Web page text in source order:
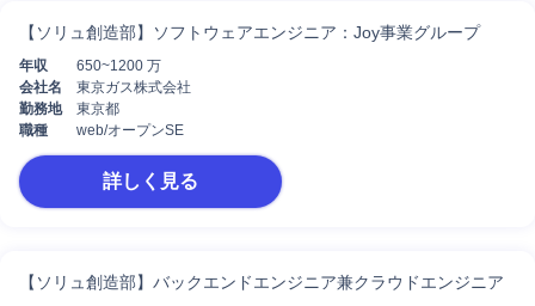
【ソリュ創造部】ソフトウェアエンジニア：Joy事業グループ
年収
650~1200 万
会社名
東京ガス株式会社
勤務地
東京都
職種
web/オープンSE
詳しく見る
【ソリュ創造部】バックエンドエンジニア兼クラウドエンジニア